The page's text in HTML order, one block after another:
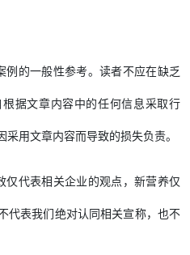
的一般性参考。读者不应在缺乏
据文章内容中的任何信息采取行
用文章内容而导致的损失负责。
代表相关企业的观点，新营养仅
代表我们绝对认同相关宣称，也不